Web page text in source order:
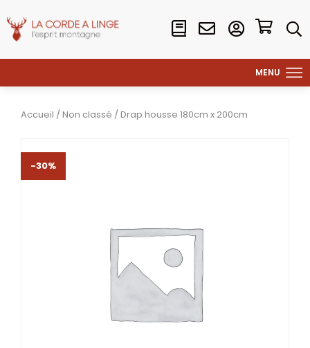
Accueil / Non classé / Drap housse 180cm x 200cm
-30%
-30%